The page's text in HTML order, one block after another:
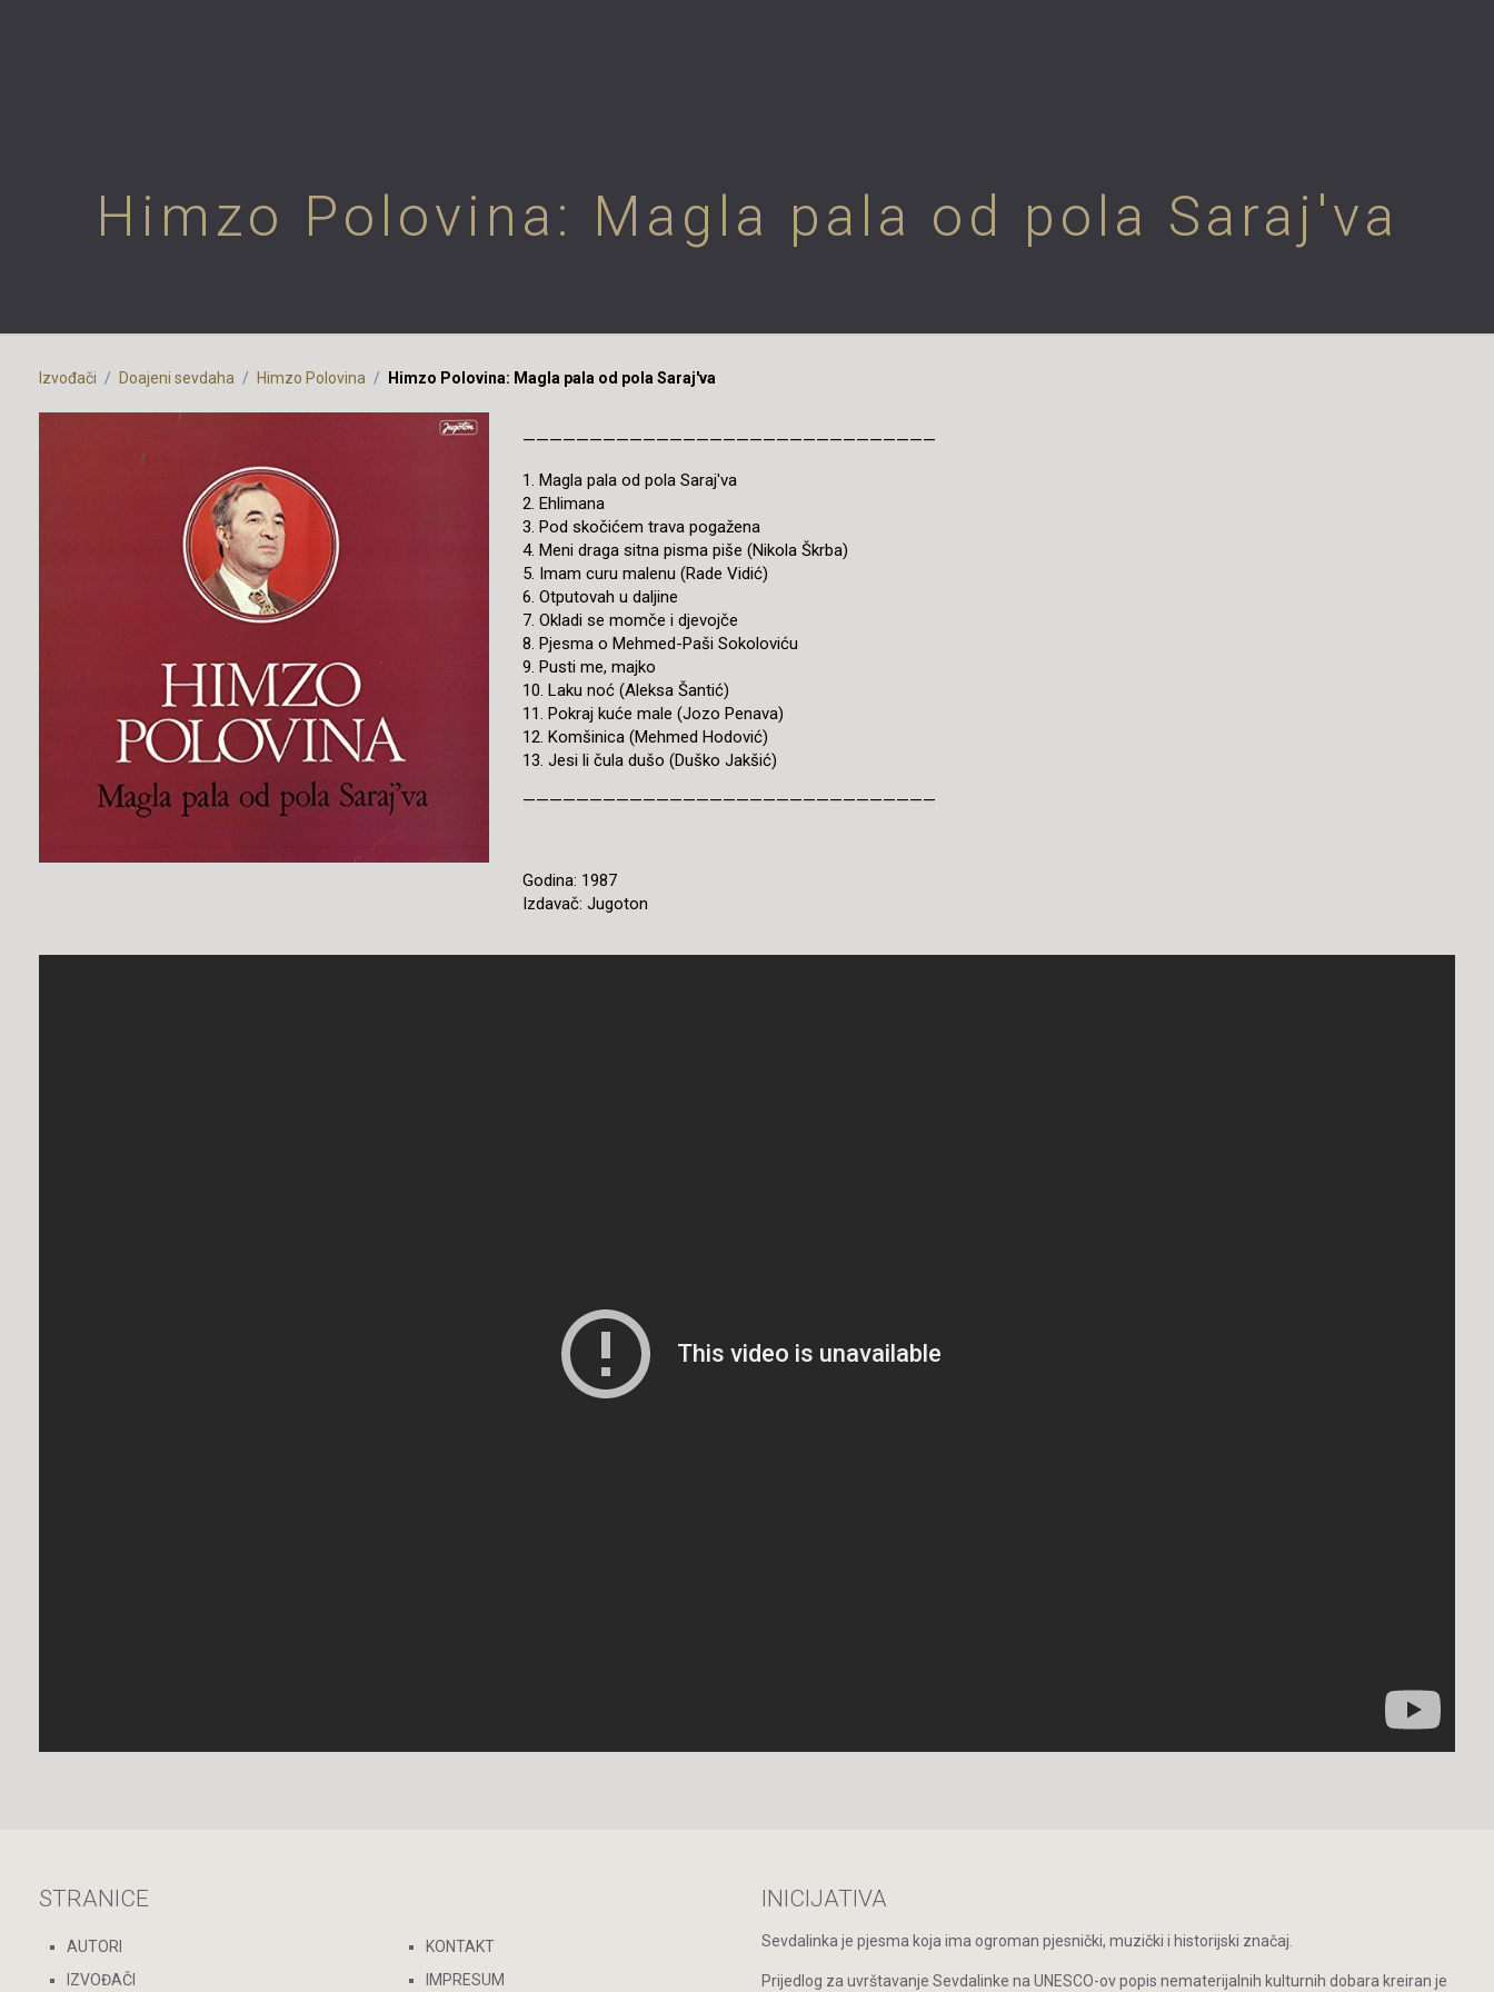
Himzo Polovina: Magla pala od pola Saraj'va
Izvođači Doajeni sevdaha Himzo Polovina Himzo Polovina: Magla pala od pola Saraj'va
———————————————————————————————
1. Magla pala od pola Saraj'va
2. Ehlimana
3. Pod skočićem trava pogažena
4. Meni draga sitna pisma piše (Nikola Škrba)
5. Imam curu malenu (Rade Vidić)
6. Otputovah u daljine
7. Okladi se momče i djevojče
8. Pjesma o Mehmed-Paši Sokoloviću
9. Pusti me, majko
10. Laku noć (Aleksa Šantić)
11. Pokraj kuće male (Jozo Penava)
12. Komšinica (Mehmed Hodović)
13. Jesi li čula dušo (Duško Jakšić)
———————————————————————————————
Godina: 1987
Izdavač: Jugoton
STRANICE
AUTORI
IZVOĐAČI
KONTAKT
IMPRESUM
INICIJATIVA
Sevdalinka je pjesma koja ima ogroman pjesnički, muzički i historijski značaj.
Prijedlog za uvrštavanje Sevdalinke na UNESCO-ov popis nematerijalnih kulturnih dobara kreiran je